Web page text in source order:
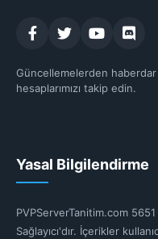
Güncellemelerden
hesaplarımızı takip edin.
Yasal Bilgilendirme
PVPServerTanitim.com 5651
Sağlayıcı'dır. İçerikler